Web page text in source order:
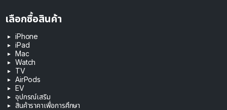
เลือกซื้อสินค้า
iPhone
iPad
Mac
Watch
TV
AirPods
EV
อุปกรณ์เสริม
สินค้าราคาเพื่อการศึกษา